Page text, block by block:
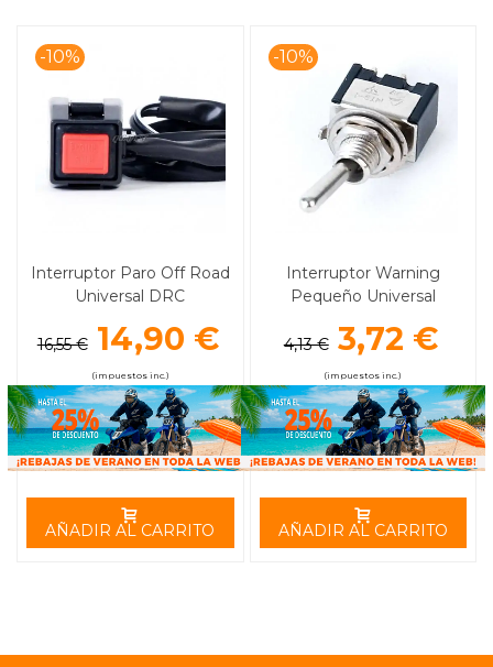
-10%
Interruptor Paro Off Road
Universal DRC
16,55 € 14,90 €
(impuestos inc.)
AÑADIR AL CARRITO
-10%
Interruptor Warning
Pequeño Universal
4,13 € 3,72 €
(impuestos inc.)
AÑADIR AL CARRITO